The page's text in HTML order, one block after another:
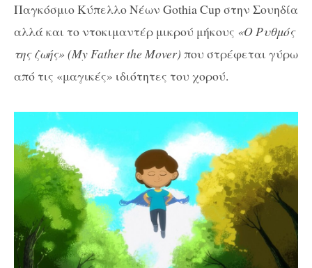
Παγκόσμιο Κύπελλο Νέων Gothia Cup στην Σουηδία
αλλά και τοντοκιμαντέρ μικρού μήκους «Ο Ρυθμός
της ζωής» (My Father the Mover) που στρέφεται γύρω
από τις «μαγικές» ιδιότητες του χορού.